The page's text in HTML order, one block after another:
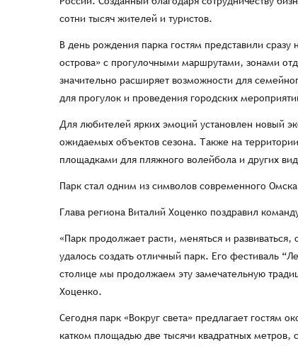
сотни тысяч жителей и туристов.
В день рождения парка гостям представили
острова» с прогулочными маршрутами, зонами
значительно расширяет возможности для
для прогулок и проведения городских
Для любителей ярких эмоций установлен новый
ожидаемых объектов сезона. Также на
площадками для пляжного волейбола и других
Парк стал одним из символов современного
Глава региона Виталий Хоценко поздравил
«Парк продолжает расти, меняться и
удалось создать отличный парк. Его фестиваль
столице мы продолжаем эту замечательную
Хоценко.
Сегодня парк «Вокруг света» предлагает гостям
катком площадью две тысячи квадратных метров,